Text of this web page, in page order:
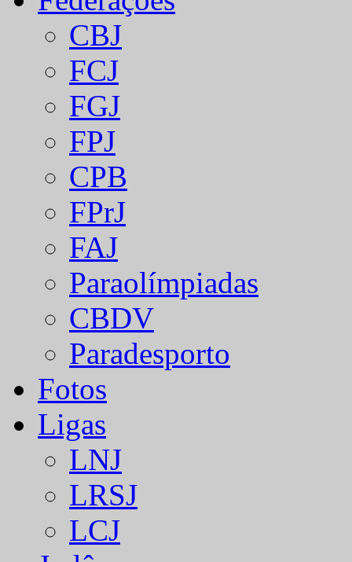
CBJ
FCJ
FGJ
FPJ
CPB
FPrJ
FAJ
Paraolímpiadas
CBDV
Paradesporto
Fotos
Ligas
LNJ
LRSJ
LCJ